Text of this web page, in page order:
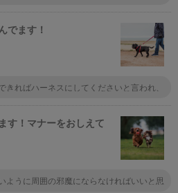
んであげる。家事代行を頼んで家事の時間
でます！
ればハーネスにしてくださいと言われ、
のために首輪に迷子札をつけています。
す！マナーをおしえて
ように周囲の邪魔にならなければいいと思